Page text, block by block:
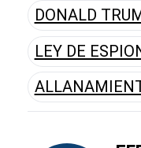
DONALD
LEY DE